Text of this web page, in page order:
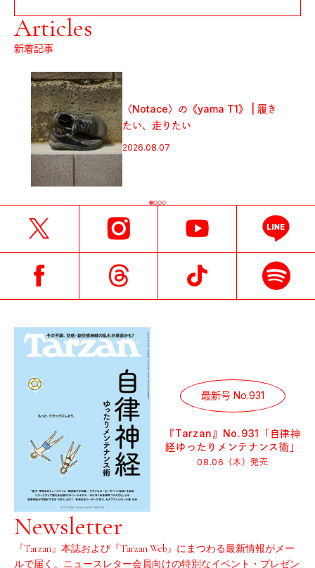
Articles
新着記事
スメ。「FUJI ROCK
FESTIVAL’26」テント訪問スナッ
最新号 No.931
『Tarzan』No.931「自律神
経ゆったりメンテナンス術」
08.06（木）発売
Newsletter
『Tarzan』本誌および『Tarzan Web』にまつわる最新情報がメー
ルで届く。ニュースレター会員向けの特別なイベント・プレゼン